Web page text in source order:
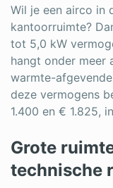
Wil je een airco in
kantoorruimte?
tot 5,0 kW
hangt onder meer
warmte-
deze vermogens
1.400 en € 1.825,
Grote
technische